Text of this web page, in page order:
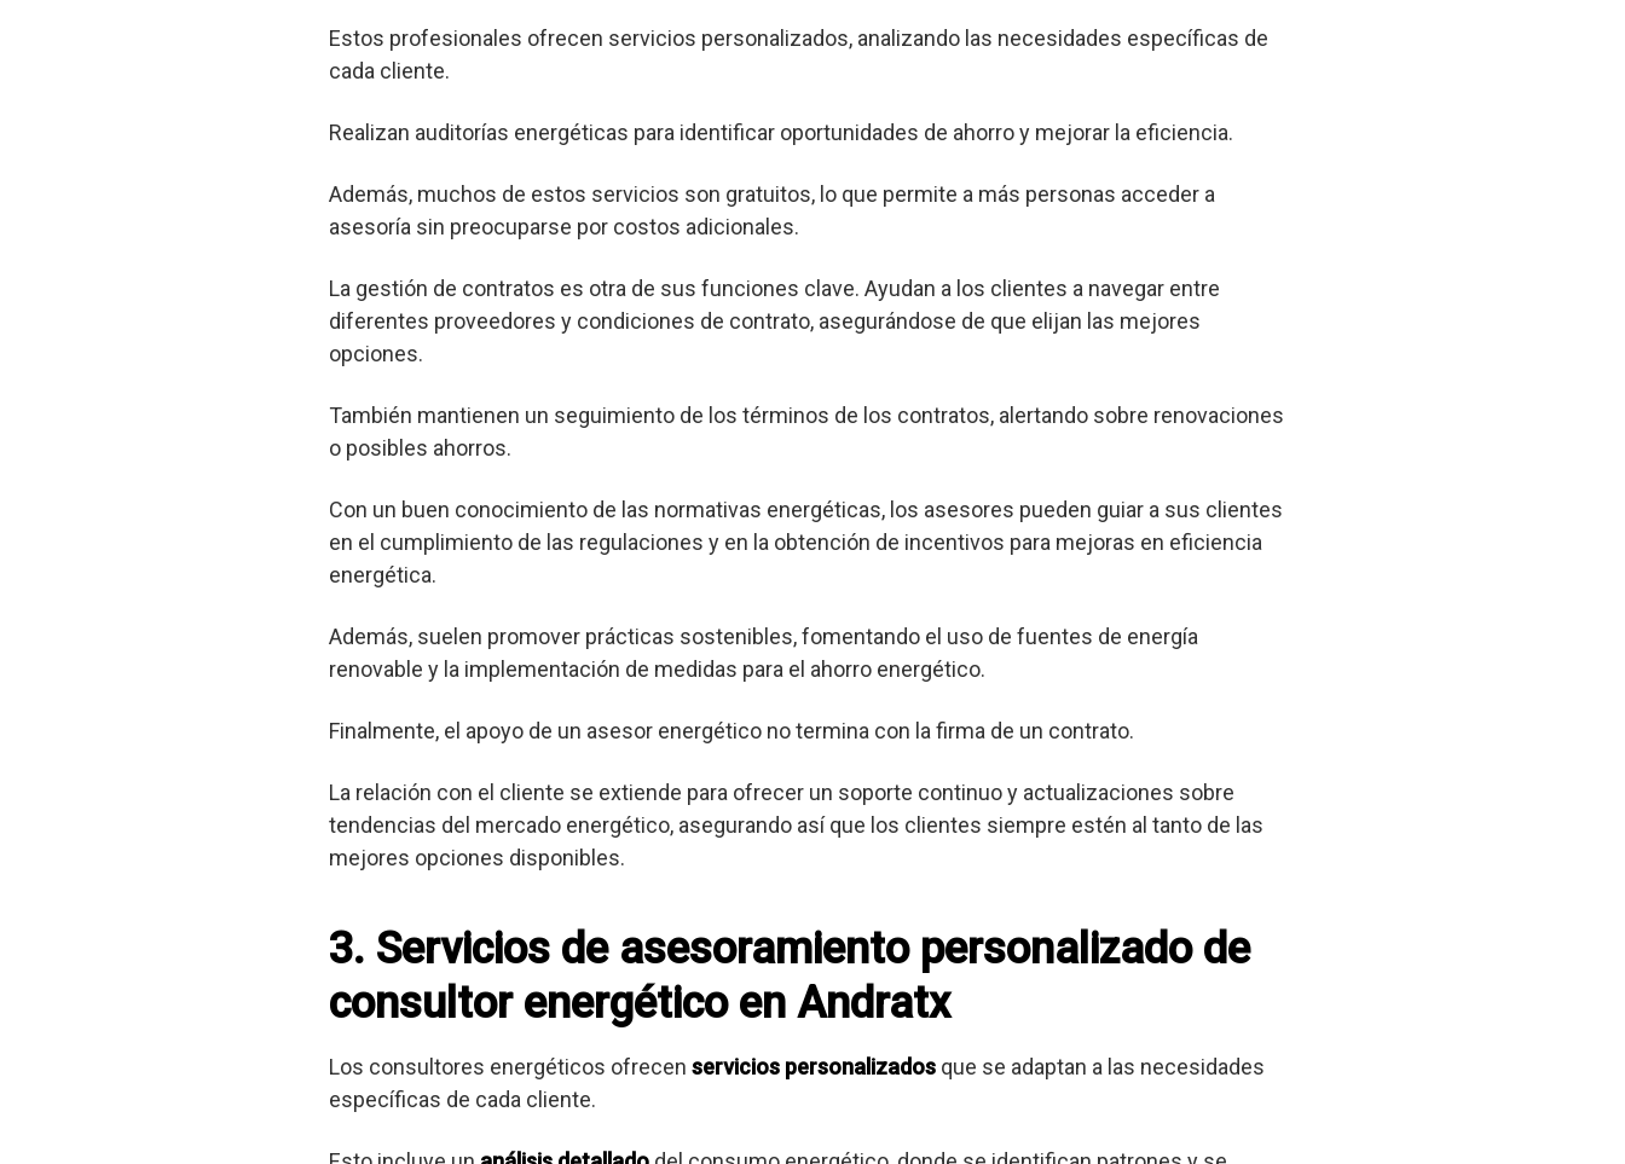
Estos profesionales ofrecen servicios personalizados, analizando las necesidades específicas de
cada cliente.
Realizan auditorías energéticas para identificar oportunidades de ahorro y mejorar la eficiencia.
Además, muchos de estos servicios son gratuitos, lo que permite a más personas acceder a
asesoría sin preocuparse por costos adicionales.
La gestión de contratos es otra de sus funciones clave. Ayudan a los clientes a navegar entre
diferentes proveedores y condiciones de contrato, asegurándose de que elijan las mejores
opciones.
También mantienen un seguimiento de los términos de los contratos, alertando sobre renovaciones
o posibles ahorros.
Con un buen conocimiento de las normativas energéticas, los asesores pueden guiar a sus clientes
en el cumplimiento de las regulaciones y en la obtención de incentivos para mejoras en eficiencia
energética.
Además, suelen promover prácticas sostenibles, fomentando el uso de fuentes de energía
renovable y la implementación de medidas para el ahorro energético.
Finalmente, el apoyo de un asesor energético no termina con la firma de un contrato.
La relación con el cliente se extiende para ofrecer un soporte continuo y actualizaciones sobre
tendencias del mercado energético, asegurando así que los clientes siempre estén al tanto de las
mejores opciones disponibles.
3. Servicios de asesoramiento personalizado de
consultor energético en Andratx
Los consultores energéticos ofrecen servicios personalizados que se adaptan a las necesidades
específicas de cada cliente.